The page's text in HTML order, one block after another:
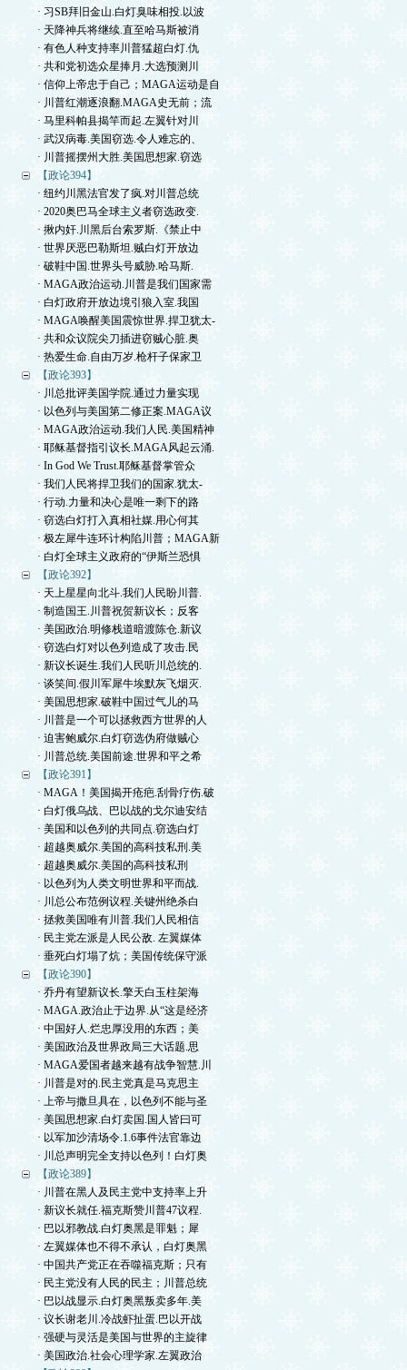
· 习SB拜旧金山.白灯臭味相投.以波
· 天降神兵将继续.直至哈马斯被消
· 有色人种支持率川普猛超白灯.仇
· 共和党初选众星捧月.大选预测川
· 信仰上帝忠于自己；MAGA运动是自
· 川普红潮逐浪翻.MAGA史无前；流
· 马里科帕县揭竿而起.左翼针对川
· 武汉病毒.美国窃选.令人难忘的、
· 川普摇摆州大胜.美国思想家.窃选
【政论394】
· 纽约川黑法官发了疯.对川普总统
· 2020奥巴马全球主义者窃选政变.
· 揪内奸.川黑后台索罗斯.《禁止中
· 世界厌恶巴勒斯坦.贼白灯开放边
· 破鞋中国.世界头号威胁.哈马斯.
· MAGA政治运动.川普是我们国家需
· 白灯政府开放边境引狼入室.我国
· MAGA唤醒美国震惊世界.捍卫犹太-
· 共和众议院尖刀插进窃贼心脏.奥
· 热爱生命.自由万岁.枪杆子保家卫
【政论393】
· 川总批评美国学院.通过力量实现
· 以色列与美国第二修正案.MAGA议
· MAGA政治运动.我们人民.美国精神
· 耶稣基督指引议长.MAGA风起云涌.
· In God We Trust.耶稣基督掌管众
· 我们人民将捍卫我们的国家.犹太-
· 行动.力量和决心是唯一剩下的路
· 窃选白灯打入真相社媒.用心何其
· 极左犀牛连环计构陷川普；MAGA新
· 白灯全球主义政府的“伊斯兰恐惧
【政论392】
· 天上星星向北斗.我们人民盼川普.
· 制造国王.川普祝贺新议长；反客
· 美国政治.明修栈道暗渡陈仓.新议
· 窃选白灯对以色列造成了攻击.民
· 新议长诞生.我们人民听川总统的.
· 谈笑间.假川军犀牛埃默灰飞烟灭.
· 美国思想家.破鞋中国过气儿的马
· 川普是一个可以拯救西方世界的人
· 迫害鲍威尔.白灯窃选伪府做贼心
· 川普总统.美国前途.世界和平之希
【政论391】
· MAGA！美国揭开疮疤.刮骨疗伤.破
· 白灯俄乌战、巴以战的戈尔迪安结
· 美国和以色列的共同点.窃选白灯
· 超越奥威尔.美国的高科技私刑.美
· 超越奥威尔.美国的高科技私刑
· 以色列为人类文明世界和平而战.
· 川总公布范例议程.关键州绝杀白
· 拯救美国唯有川普.我们人民相信
· 民主党左派是人民公敌. 左翼媒体
· 垂死白灯塌了炕；美国传统保守派
【政论390】
· 乔丹有望新议长.擎天白玉柱架海
· MAGA.政治止于边界.从“这是经济
· 中国好人.烂忠厚没用的东西；美
· 美国政治及世界政局三大话题.思
· MAGA爱国者越来越有战争智慧.川
· 川普是对的.民主党真是马克思主
· 上帝与撒旦具在，以色列不能与圣
· 美国思想家.白灯卖国.国人皆曰可
· 以军加沙清场令.1.6事件法官靠边
· 川总声明完全支持以色列！白灯奥
【政论389】
· 川普在黑人及民主党中支持率上升
· 新议长就任.福克斯赞川普47议程.
· 巴以邪教战.白灯奥黑是罪魁；犀
· 左翼媒体也不得不承认，白灯奥黑
· 中国共产党正在吞噬福克斯；只有
· 民主党没有人民的民主；川普总统
· 巴以战显示.白灯奥黑叛卖多年.美
· 议长谢老川.冷战虾扯蛋.巴以开战
· 强硬与灵活是美国与世界的主旋律
· 美国政治.社会心理学家.左翼政治